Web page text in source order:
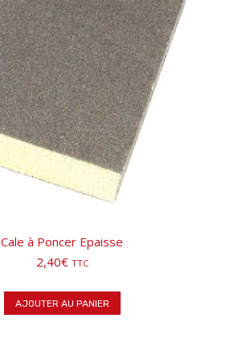
Cale à Poncer Epaisse
2,40€ TTC
AJOUTER AU PANIER